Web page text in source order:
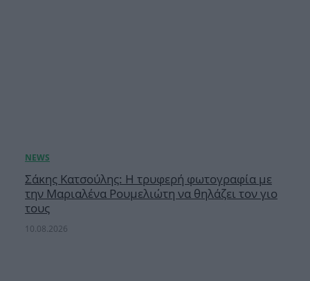
Σάκης Κατσούλης: Η τρυφερή φωτογραφία με
την Μαριαλένα Ρουμελιώτη να θηλάζει τον γιο
τους
10.08.2026